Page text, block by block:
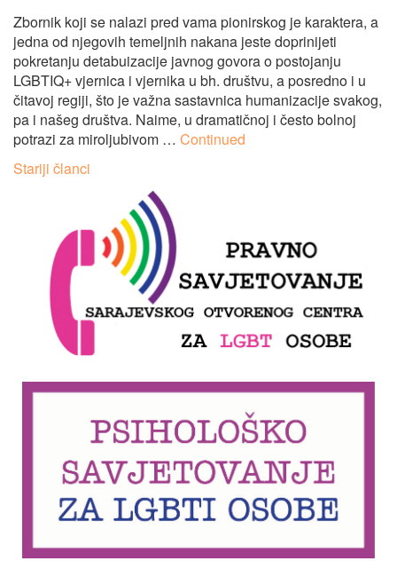
Zbornik koji se nalazi pred vama pionirskog je karaktera, a
jedna od njegovih temeljnih nakana jeste doprinijeti
pokretanju detabuizacije javnog govora o postojanju
LGBTIQ+ vjernica i vjernika u bh. društvu, a posredno i u
čitavoj regiji, što je važna sastavnica humanizacije svakog,
pa i našeg društva. Naime, u dramatičnoj i često bolnoj
potrazi za miroljubivom … Continued
Navigacija
člancima
Stariji članci